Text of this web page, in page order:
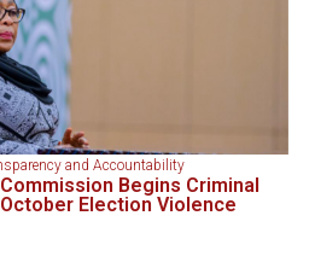
and Accountability
Begins Criminal
Election Violence